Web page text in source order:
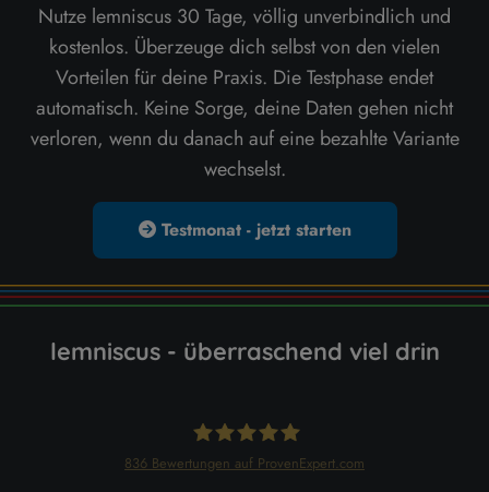
Nutze lemniscus 30 Tage, völlig unverbindlich und
kostenlos. Überzeuge dich selbst von den vielen
Vorteilen für deine Praxis. Die Testphase endet
automatisch. Keine Sorge, deine Daten gehen nicht
verloren, wenn du danach auf eine bezahlte Variante
wechselst.
Testmonat - jetzt starten
lemniscus - überraschend viel drin
836 Bewertungen auf ProvenExpert.com